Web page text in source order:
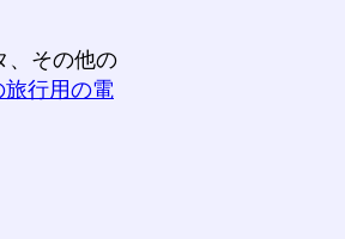
、その他の
旅行用の電